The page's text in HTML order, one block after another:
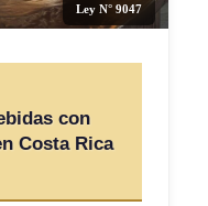
Ley N° 9047
con
Costa Rica